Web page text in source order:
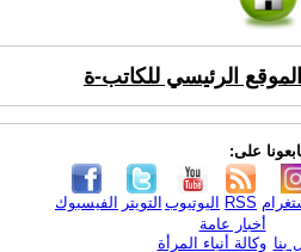
الموقع الرئيسي للكاتب-ة
على:
الفيسبوك التويتر اليوتيوب RSS
بنا
أخبار عامة
وكالة أنباء المرأة